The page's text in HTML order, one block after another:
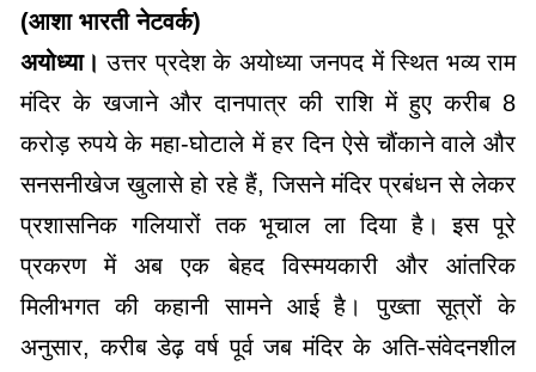
(आशा भारती नेटवर्क)
अयोध्या। उत्तर प्रदेश के अयोध्या जनपद में स्थित भव्य राम
मंदिर के खजाने और दानपात्र की राशि में हुए करीब 8
करोड़ रुपये के महा-घोटाले में हर दिन ऐसे चौंकाने वाले और
सनसनीखेज खुलासे हो रहे हैं, जिसने मंदिर प्रबंधन से लेकर
प्रशासनिक गलियारों तक भूचाल ला दिया है। इस पूरे
प्रकरण में अब एक बेहद विस्मयकारी और आंतरिक
मिलीभगत की कहानी सामने आई है। पुख्ता सूत्रों के
अनुसार, करीब डेढ़ वर्ष पूर्व जब मंदिर के अति-संवेदनशील